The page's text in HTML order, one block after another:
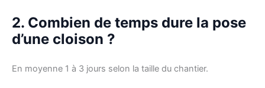
2. Combien de temps dure la pose
d’une cloison ?
En moyenne 1 à 3 jours selon la taille du chantier.